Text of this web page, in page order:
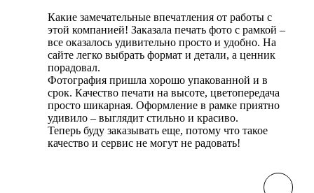
Какие замечательные впечатления от работы с
этой компанией! Заказала печать фото с рамкой –
все оказалось удивительно просто и удобно. На
сайте легко выбрать формат и детали, а ценник
порадовал.
Фотография пришла хорошо упакованной и в
срок. Качество печати на высоте, цветопередача
просто шикарная. Оформление в рамке приятно
удивило – выглядит стильно и красиво.
Теперь буду заказывать еще, потому что такое
качество и сервис не могут не радовать!